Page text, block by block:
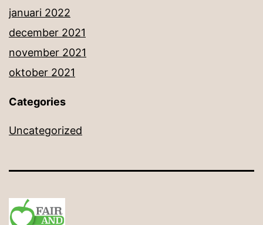
januari 2022
december 2021
november 2021
oktober 2021
Categories
Uncategorized